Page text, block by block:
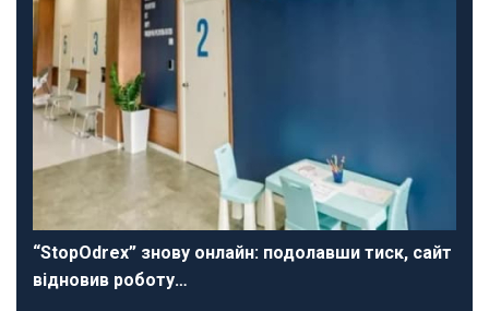
“StopOdrex” знову онлайн: подолавши тиск, сайт
відновив роботу…